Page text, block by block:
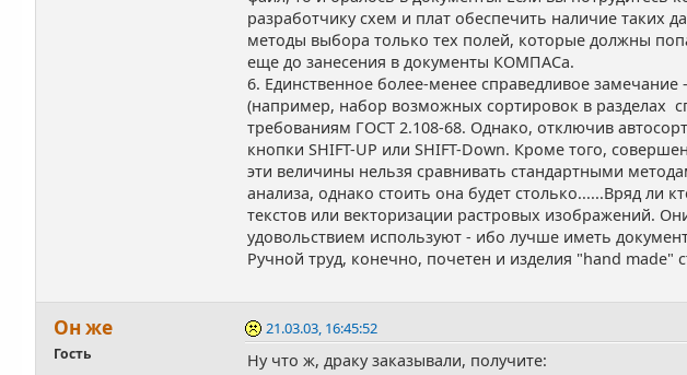
разработчику схем и плат обеспечить наличие таких
методы выбора только тех полей, которые должны
еще до занесения в документы КОМПАСа.
6. Единственное более-менее справедливое
(например, набор возможных сортировок в разделах
требованиям ГОСТ 2.108-68. Однако, отключив
кнопки SHIFT-UP или SHIFT-Down. Кроме того,
эти величины нельзя сравнивать стандартными
анализа, однако стоить она будет столько......Вряд ли
текстов или векторизации растровых изображений.
удовольствием используют - ибо лучше иметь
Ручной труд, конечно, почетен и изделия "hand made"
Он же
Гость
21.03.03, 16:45:52
Ну что ж, драку заказывали, получите: